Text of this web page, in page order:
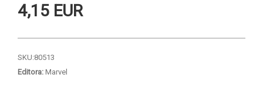
4,15 EUR
SKU:80513
Editora: Marvel